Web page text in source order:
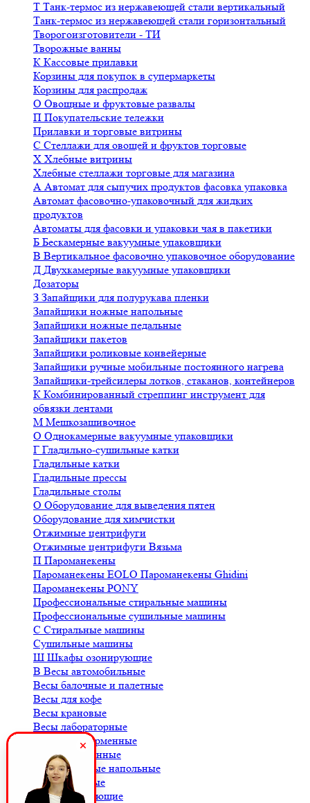
Т Танк-термос из нержавеющей стали вертикальный
Танк-термос из нержавеющей стали горизонтальный
Творогоизготовители - ТИ
Творожные ванны
К Кассовые прилавки
Корзины для покупок в супермаркеты
Корзины для распродаж
О Овощные и фруктовые развалы
П Покупательские тележки
Прилавки и торговые витрины
С Стеллажи для овощей и фруктов торговые
Х Хлебные витрины
Хлебные стеллажи торговые для магазина
А Автомат для сыпучих продуктов фасовка упаковка
Автомат фасовочно-упаковочный для жидких
продуктов
Автоматы для фасовки и упаковки чая в пакетики
Б Бескамерные вакуумные упаковщики
В Вертикальное фасовочно упаковочное оборудование
Д Двухкамерные вакуумные упаковщики
Дозаторы
З Запайщики для полурукава пленки
Запайщики ножные напольные
Запайщики ножные педальные
Запайщики пакетов
Запайщики роликовые конвейерные
Запайщики ручные мобильные постоянного нагрева
Запайщики-трейсилеры лотков, стаканов, контейнеров
К Комбинированный стреппинг инструмент для
обвязки лентами
М Мешкозашивочное
О Однокамерные вакуумные упаковщики
Г Гладильно-сушильные катки
Гладильные катки
Гладильные прессы
Гладильные столы
О Оборудование для выведения пятен
Оборудование для химчистки
Отжимные центрифуги
Отжимные центрифуги Вязьма
П Пароманекены
Пароманекены EOLO Пароманекены Ghidini
Пароманекены PONY
Профессиональные стиральные машины
Профессиональные сушильные машины
С Стиральные машины
Сушильные машины
Ш Шкафы озонирующие
В Весы автомобильные
Весы балочные и палетные
Весы для кофе
Весы крановые
Весы лабораторные
Весы платформенные
Весы порционные
Весы товарные напольные
Весы торговые
Комплектующие